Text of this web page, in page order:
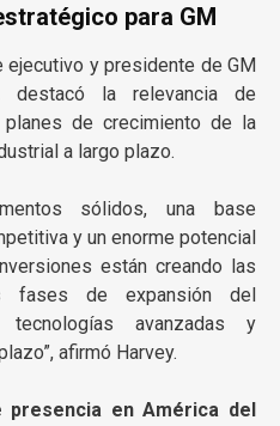
para GM
ejecutivo y presidente de GM
destacó la relevancia de
de crecimiento de la
a largo plazo.
sólidos, una base
y un enorme potencial
están creando las
fases de expansión del
avanzadas y
afirmó Harvey.
presencia en América del